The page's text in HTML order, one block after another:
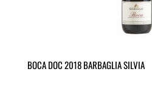
BOCA DOC 2018 BARBAGLIA SILVIA